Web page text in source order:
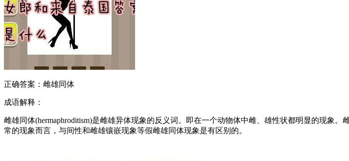
正确答案：雌雄同体
成语解释：
雌雄同体(hermaphroditism)是雌雄异体现象的反义词。即在一个动物体中雌、雄性状都明显的现象
常的现象而言，与间性和雌雄镶嵌现象等假雌雄同体现象是有区别的。